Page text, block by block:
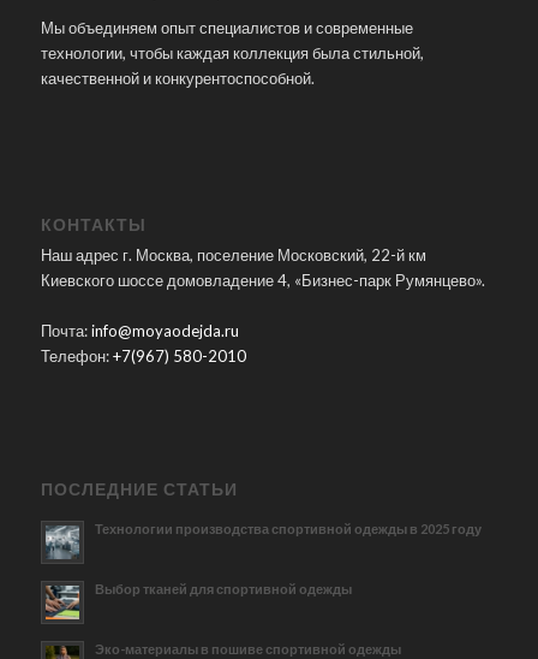
Мы объединяем опыт специалистов и современные
технологии, чтобы каждая коллекция была стильной,
качественной и конкурентоспособной.
КОНТАКТЫ
Наш адрес г. Москва, поселение Московский, 22-й км
Киевского шоссе домовладение 4, «Бизнес-парк Румянцево».
Почта:info@moyaodejda.ru
Телефон:+7(967) 580-2010
ПОСЛЕДНИЕ СТАТЬИ
Технологии производства спортивной одежды в 2025 году
Выбор тканей для спортивной одежды
Эко-материалы в пошиве спортивной одежды